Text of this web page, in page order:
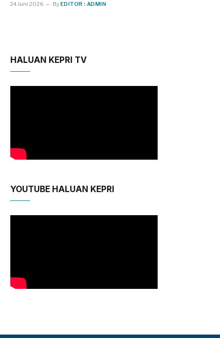
24 Juni 2026 ByEDITOR : ADMIN
HALUAN KEPRI TV
YOUTUBE HALUAN KEPRI